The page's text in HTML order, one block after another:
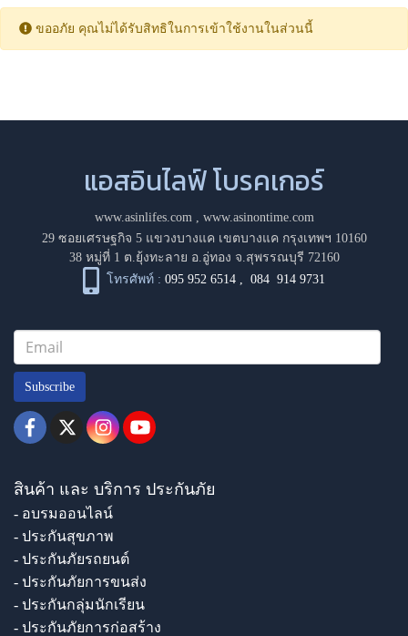
ขออภัย คุณไม่ได้รับสิทธิในการเข้าใช้งานในส่วนนี้
แอสอินไลฟ์ โบรคเกอร์
www.asinlifes.com, www.asinontime.com
29 ซอยเศรษฐกิจ 5 แขวงบางแค เขตบางแค กรุงเทพฯ 10160
38 หมู่ที่ 1 ต.ยุ้งทะลาย อ.อู่ทอง จ.สุพรรณบุรี 72160
โทรศัพท์ : 095 952 6514 ,084 914 9731
Subscribe
สินค้า และ บริการ ประกันภัย
- อบรมออนไลน์
- ประกันสุขภาพ
- ประกันภัยรถยนต์
- ประกันภัยการขนส่ง
- ประกันกลุ่มนักเรียน
- ประกันภัยการก่อสร้าง